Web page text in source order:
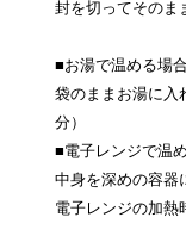
封を切ってそのま
■お湯で温める場
袋のままお湯に入
分）
■電子レンジで温
中身を深めの容器
電子レンジの加熱